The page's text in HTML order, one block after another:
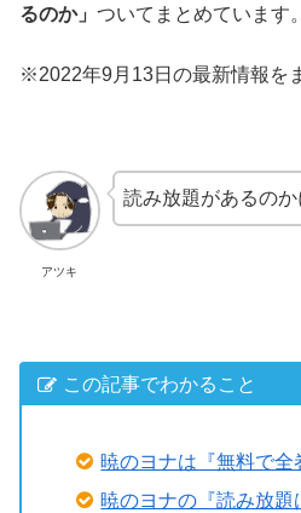
るのか」 ついてまとめています。
※2022年9月13日の最新情報を
アツキ
読み放題があるのか
この記事でわかること
暁のヨナは『無料で全
暁のヨナの『読み放題